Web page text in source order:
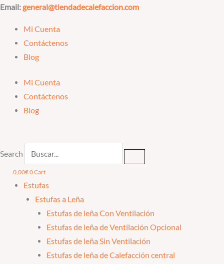
Ir
contenido
Email:general@tiendadecalefaccion.com
Mi Cuenta
Contáctenos
Blog
Mi Cuenta
Contáctenos
Blog
Search
0,00€0Cart
Estufas
Estufas a Leña
Estufas de leña Con Ventilación
Estufas de leña de Ventilación Opcional
Estufas de leña Sin Ventilación
Estufas de leña de Calefacción central